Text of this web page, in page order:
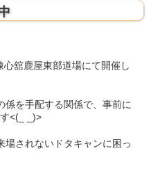
舘鹿屋東部道場にて開催し
係を手配する関係で、事前に
<(_ _)>
場されないドタキャンに困っ